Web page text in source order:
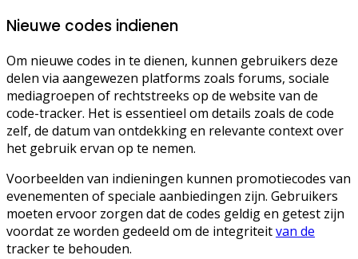
Nieuwe codes indienen
Om nieuwe codes in te dienen, kunnen gebruikers deze
delen via aangewezen platforms zoals forums, sociale
mediagroepen of rechtstreeks op de website van de
code-tracker. Het is essentieel om details zoals de code
zelf, de datum van ontdekking en relevante context over
het gebruik ervan op te nemen.
Voorbeelden van indieningen kunnen promotiecodes van
evenementen of speciale aanbiedingen zijn. Gebruikers
moeten ervoor zorgen dat de codes geldig en getest zijn
voordat ze worden gedeeld om de integriteitvan de
tracker te behouden.